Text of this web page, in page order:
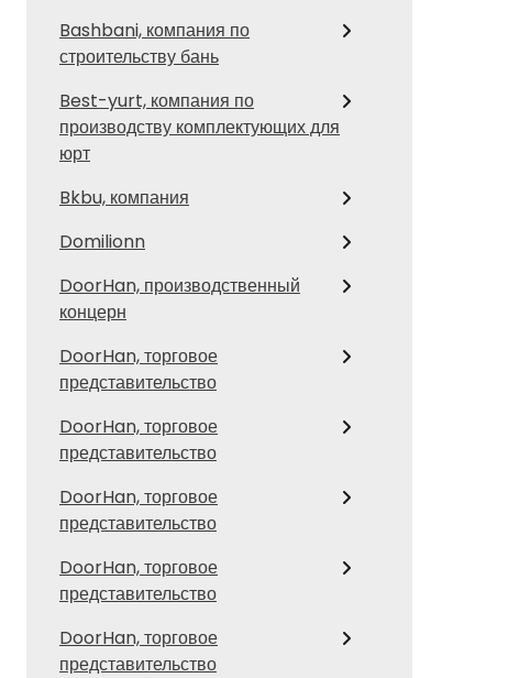
Bashbani, компания по
строительству бань
Best-yurt, компания по
производству комплектующих для
юрт
Bkbu, компания
Domilionn
DoorHan, производственный
концерн
DoorHan, торговое
представительство
DoorHan, торговое
представительство
DoorHan, торговое
представительство
DoorHan, торговое
представительство
DoorHan, торговое
представительство